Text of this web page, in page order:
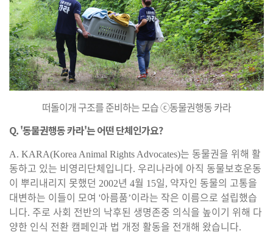
떠돌이개 구조를 준비하는 모습 ⓒ동물권행동 카라
Q. '동물권행동 카라'는 어떤 단체인가요?
A. KARA(Korea Animal Rights Advocates)는 동물권을 위해 활
동하고 있는 비영리단체입니다. 우리나라에 아직 동물보호운동
이 뿌리내리지 못했던 2002년 4월 15일, 약자인 동물의 고통을
대변하는 이들이 모여 '아름품’이라는 작은 이름으로 설립했습
니다. 주로 사회 전반의 낙후된 생명존중 의식을 높이기 위해 다
양한 인식 전환 캠페인과 법 개정 활동을 전개해 왔습니다.